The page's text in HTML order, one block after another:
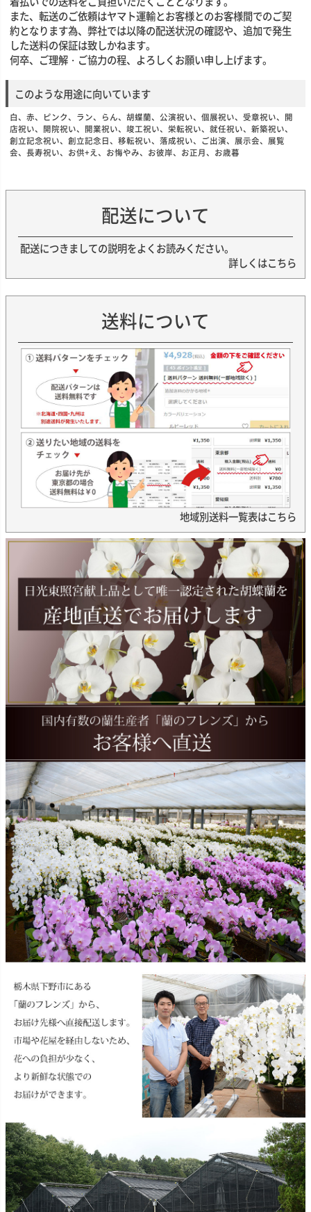
また、転送のご依頼はヤマト運輸とお客様とのお客様間でのご契
約となります為、弊社では以降の配送状況の確認や、追加で発生
した送料の保証は致しかねます。
何卒、ご理解・ご協力の程、よろしくお願い申し上げます。
このような用途に向いています
白、赤、ピンク、ラン、らん、胡蝶蘭、公演祝い、個展祝い、受章祝い、開
店祝い、開院祝い、開業祝い、竣工祝い、栄転祝い、就任祝い、新築祝い、
創立記念祝い、創立記念日、移転祝い、落成祝い、ご出演、展示会、展覧
会、長寿祝い、お供+え、お悔やみ、お彼岸、お正月、お歳暮
配送について
配送につきましての説明をよくお読みください。
詳しくはこちら
送料について
地域別送料一覧表はこちら